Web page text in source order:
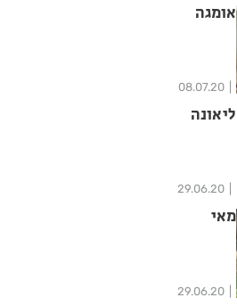
אומגה
08.07.20
ליאונה
29.06.20
מאי
29.06.20